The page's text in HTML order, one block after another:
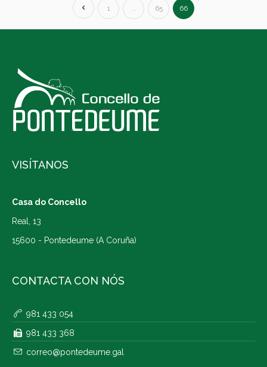
1 … 65 66
VISÍTANOS
Casa do Concello
Real, 13
15600 - Pontedeume (A Coruña)
CONTACTA CON NÓS
981 433 054
981 433 368
correo@pontedeume.gal